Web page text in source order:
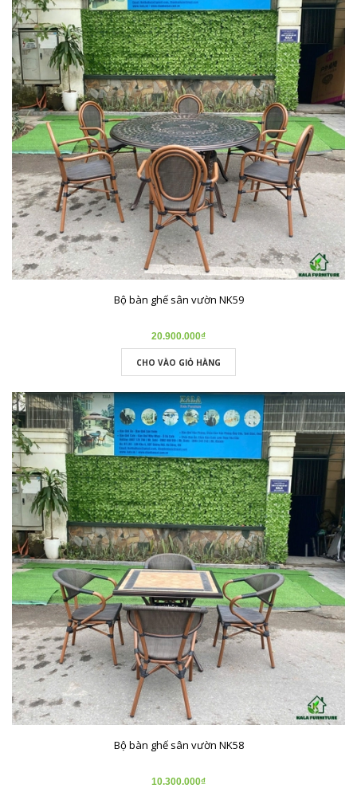
Bộ bàn ghế sân vườn NK59
20.900.000₫
CHO VÀO GIỎ HÀNG
Bộ bàn ghế sân vườn NK58
10.300.000₫